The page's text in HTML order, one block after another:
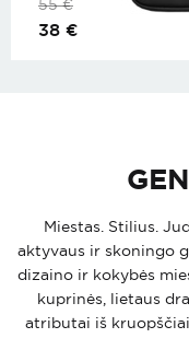
55€
38 €
Miestas. Stilius.
aktyvaus ir skoningo
dizaino ir kokybės
kuprinės, lietaus
atributai iš